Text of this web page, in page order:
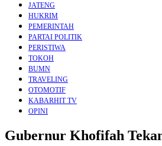
JATENG
HUKRIM
PEMERINTAH
PARTAI POLITIK
PERISTIWA
TOKOH
BUMN
TRAVELING
OTOMOTIF
KABARHIT TV
OPINI
Gubernur Khofifah